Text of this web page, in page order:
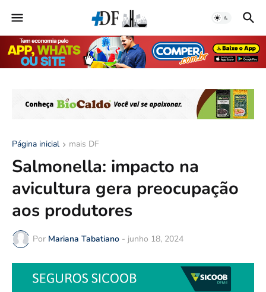
Página inicial mais DF
Salmonella: impacto na
avicultura gera preocupação
aos produtores
Por Mariana Tabatiano - junho 18, 2024